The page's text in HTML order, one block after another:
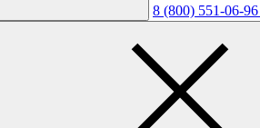
8 (800) 551-06-96